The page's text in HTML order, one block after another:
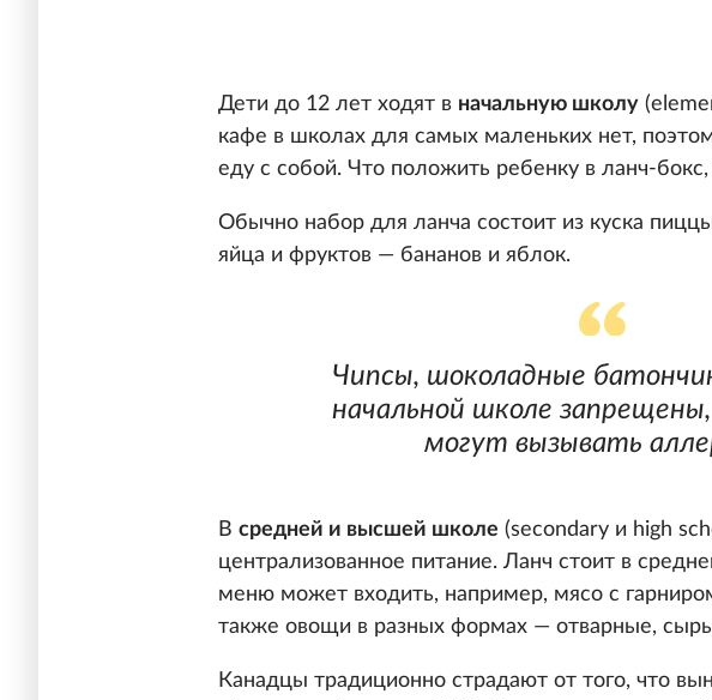
Дети до 12 лет ходят в начальную школу
кафе в школах для самых маленьких нет,
еду с собой. Что положить ребенку в ланч-
Обычно набор для ланча состоит из куска
яйца и фруктов — бананов и яблок.
Чипсы, шоколадные
начальной школе
могут вызывать
В средней и высшей школе (secondary и high
централизованное питание. Ланч стоит в
меню может входить, например, мясо с
также овощи в разных формах — отварные,
Канадцы традиционно страдают от того, что